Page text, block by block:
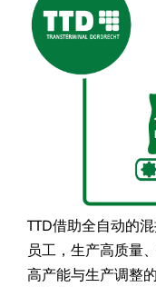
TTD借助全自动的
员工，生产高质量
高产能与生产调整